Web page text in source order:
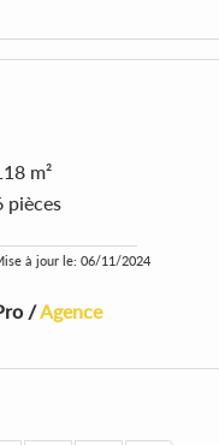
m²
pièces
à jour le: 06/11/2024
/Agence